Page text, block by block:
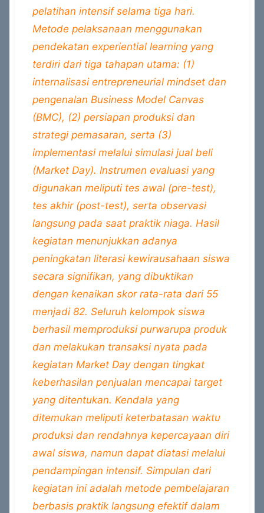
pelatihan intensif selama tiga hari.
Metode pelaksanaan menggunakan
pendekatan experiential learning yang
terdiri dari tiga tahapan utama: (1)
internalisasi entrepreneurial mindset dan
pengenalan Business Model Canvas
(BMC), (2) persiapan produksi dan
strategi pemasaran, serta (3)
implementasi melalui simulasi jual beli
(Market Day). Instrumen evaluasi yang
digunakan meliputi tes awal (pre-test),
tes akhir (post-test), serta observasi
langsung pada saat praktik niaga. Hasil
kegiatan menunjukkan adanya
peningkatan literasi kewirausahaan siswa
secara signifikan, yang dibuktikan
dengan kenaikan skor rata-rata dari 55
menjadi 82. Seluruh kelompok siswa
berhasil memproduksi purwarupa produk
dan melakukan transaksi nyata pada
kegiatan Market Day dengan tingkat
keberhasilan penjualan mencapai target
yang ditentukan. Kendala yang
ditemukan meliputi keterbatasan waktu
produksi dan rendahnya kepercayaan diri
awal siswa, namun dapat diatasi melalui
pendampingan intensif. Simpulan dari
kegiatan ini adalah metode pembelajaran
berbasis praktik langsung efektif dalam